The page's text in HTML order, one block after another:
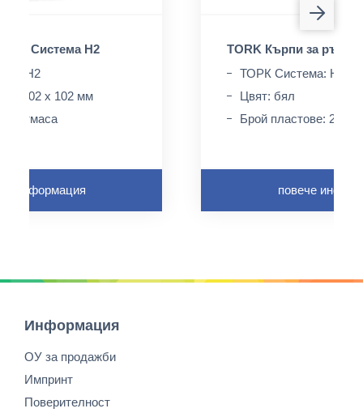
Система H2
H2
x 302 x 102 мм
информация
TORK Кърпи за ръце,
ТОРК Система: H2
Цвят: бял
Брой пластове: 2
повече
Информация
ОУ за продажби
Импринт
Поверителност